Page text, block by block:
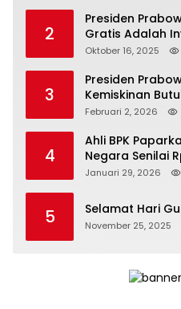
2
Presiden
Gratis Adalah
Depan Bangsa
Oktober 16, 2025
3
Presiden
Kemiskinan
Kepemimpinan
Februari 2, 2026
4
Ahli BPK
Negara Senilai
Persidangan
Januari 29, 2026
5 Selamat Hari
November 25, 2025